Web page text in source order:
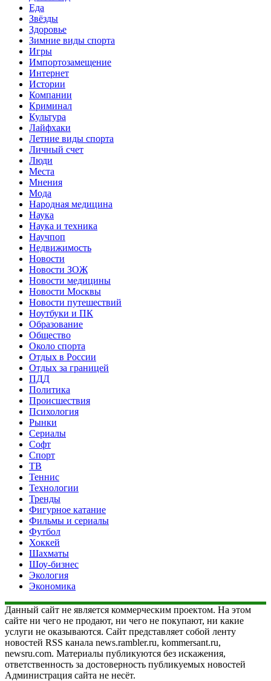
Еда
Звёзды
Здоровье
Зимние виды спорта
Игры
Импортозамещение
Интернет
Истории
Компании
Криминал
Культура
Лайфхаки
Летние виды спорта
Личный счет
Люди
Места
Мнения
Мода
Народная медицина
Наука
Наука и техника
Научпоп
Недвижимость
Новости
Новости ЗОЖ
Новости медицины
Новости Москвы
Новости путешествий
Ноутбуки и ПК
Образование
Общество
Около спорта
Отдых в России
Отдых за границей
ПДД
Политика
Происшествия
Психология
Рынки
Сериалы
Софт
Спорт
ТВ
Теннис
Технологии
Тренды
Фигурное катание
Фильмы и сериалы
Футбол
Хоккей
Шахматы
Шоу-бизнес
Экология
Экономика
Данный сайт не является коммерческим проектом. На этом
сайте ни чего не продают, ни чего не покупают, ни какие
услуги не оказываются. Сайт представляет собой ленту
новостей RSS канала news.rambler.ru, kommersant.ru,
newsru.com. Материалы публикуются без искажения,
ответственность за достоверность публикуемых новостей
Администрация сайта не несёт.